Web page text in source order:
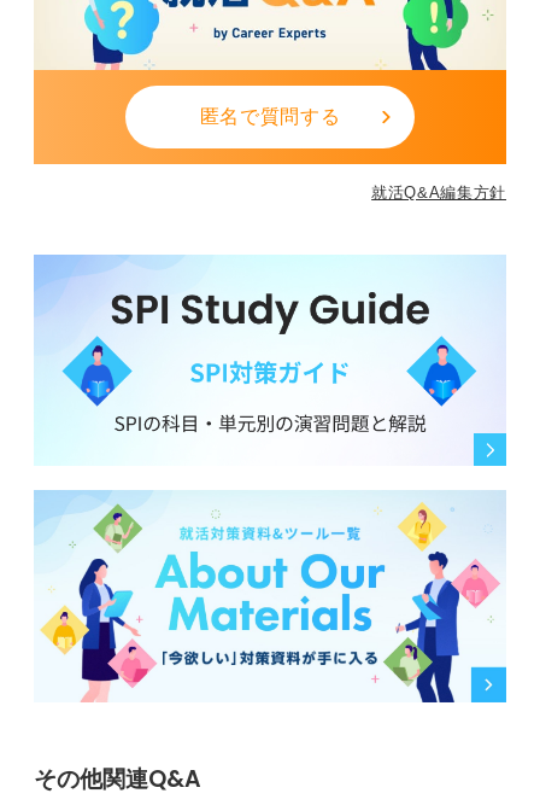
匿名で質問する
就活Q&A編集方針
その他関連Q&A